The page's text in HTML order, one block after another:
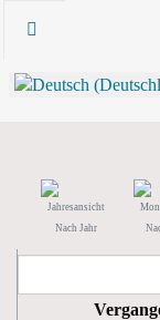
Nach Jahr